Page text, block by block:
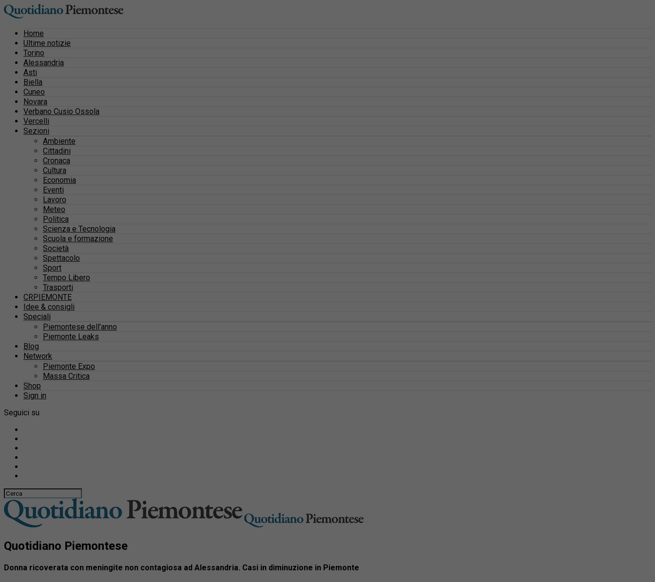
Home
Ultime notizie
Torino
Alessandria
Asti
Biella
Cuneo
Novara
Verbano Cusio Ossola
Vercelli
Sezioni
Ambiente
Cittadini
Cronaca
Cultura
Economia
Eventi
Lavoro
Meteo
Politica
Scienza e Tecnologia
Scuola e formazione
Società
Spettacolo
Sport
Tempo Libero
Trasporti
CRPIEMONTE
Idee & consigli
Speciali
Piemontese dell’anno
Piemonte Leaks
Blog
Network
Piemonte Expo
Massa Critica
Shop
Sign in
Seguici su
Quotidiano Piemontese
Donna ricoverata con meningite non contagiosa ad Alessandria. Casi in diminuzione in Piemonte